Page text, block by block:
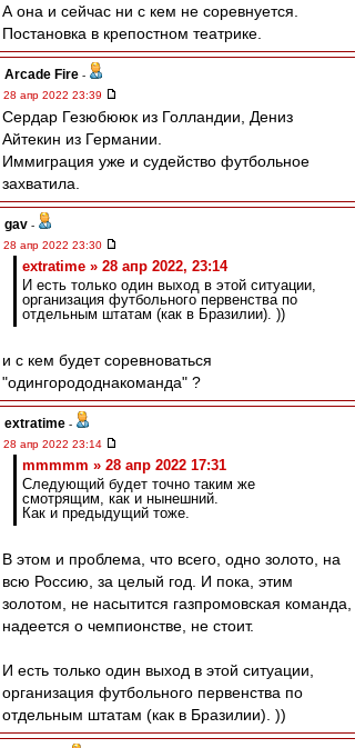
А она и сейчас ни с кем не соревнуется.
Постановка в крепостном театрике.
Arcade Fire -
28 апр 2022 23:39
Сердар Гезюбююк из Голландии, Дениз
Айтекин из Германии.
Иммиграция уже и судейство футбольное
захватила.
gav -
28 апр 2022 23:30
extratime » 28 апр 2022, 23:14
И есть только один выход в этой ситуации,
организация футбольного первенства по
отдельным штатам (как в Бразилии). ))
и с кем будет соревноваться
"одингорододнакоманда" ?
extratime -
28 апр 2022 23:14
mmmmm » 28 апр 2022 17:31
Следующий будет точно таким же
смотрящим, как и нынешний.
Как и предыдущий тоже.
В этом и проблема, что всего, одно золото, на
всю Россию, за целый год. И пока, этим
золотом, не насытится газпромовская команда,
надеется о чемпионстве, не стоит.
И есть только один выход в этой ситуации,
организация футбольного первенства по
отдельным штатам (как в Бразилии). ))